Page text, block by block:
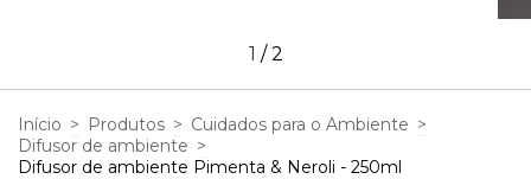
1 /2
Início > Produtos > Cuidados para o Ambiente >
Difusor de ambiente >
Difusor de ambiente Pimenta & Neroli - 250ml